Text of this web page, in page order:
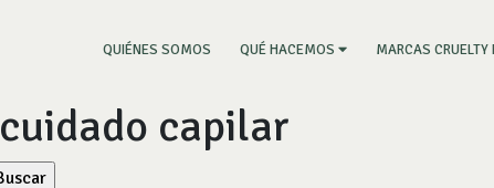
QUIÉNES SOMOS (CURRENT)
QUÉ HACEMOS MARCAS CRUELTY
cuidado capilar